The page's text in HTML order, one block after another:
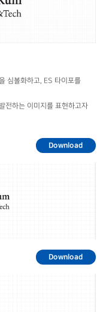
심볼화하고, ES 타이포를
전하는 이미지를 표현하고자
Download
Download